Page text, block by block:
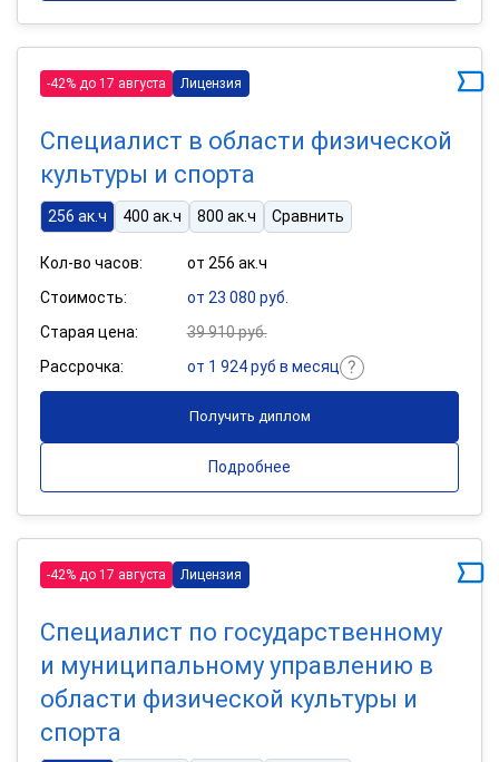
-42% до 17 августа Лицензия
Специалист в области физической
культуры и спорта
256 ак.ч 400 ак.ч 800 ак.ч Сравнить
Кол-во часов:
от 256 ак.ч
Стоимость:
от 23 080 руб.
Старая цена:
39 910 руб.
Рассрочка:
от 1 924 руб в месяц
Получить диплом
Подробнее
-42% до 17 августа Лицензия
Специалист по государственному
и муниципальному управлению в
области физической культуры и
спорта